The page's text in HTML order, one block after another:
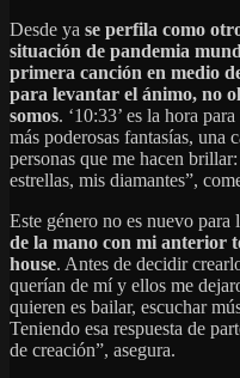
Desde ya se perfila como
situación de pandemia
primera canción en medio
para levantar el ánimo, no
somos. ‘10:33’ es la hora
más poderosas fantasías, una
personas que me hacen
estrellas, mis diamantes”,
Este género no es nuevo para
de la mano con mi anterior
house. Antes de decidir
querían de mí y ellos me
quieren es bailar, escuchar
Teniendo esa respuesta de
de creación”, asegura.